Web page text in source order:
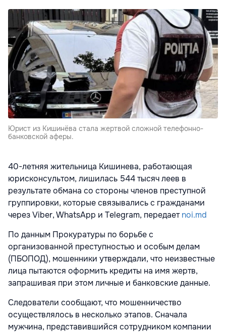
Юрист из Кишинёва стала жертвой сложной телефонно-
банковской аферы.
40-летняя жительница Кишинева, работающая
юрисконсультом, лишилась 544 тысяч леев в
результате обмана со стороны членов преступной
группировки, которые связывались с гражданами
через Viber, WhatsApp и Telegram, передаетnoi.md
По данным Прокуратуры по борьбе с
организованной преступностью и особым делам
(ПБОПОД), мошенники утверждали, что неизвестные
лица пытаются оформить кредиты на имя жертв,
запрашивая при этом личные и банковские данные.
Следователи сообщают, что мошенничество
осуществлялось в несколько этапов. Сначала
мужчина, представившийся сотрудником компании